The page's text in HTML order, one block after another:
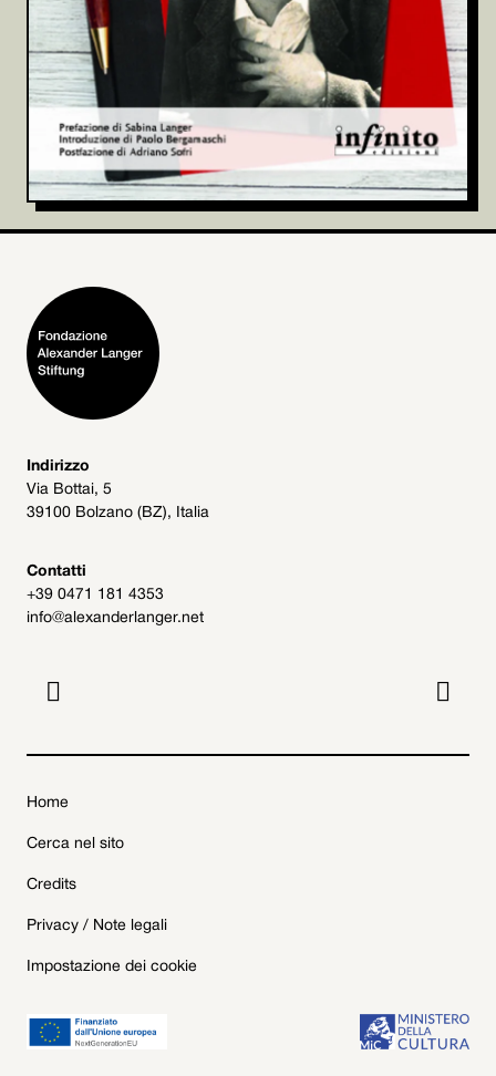
Indirizzo
Via Bottai, 5
39100 Bolzano (BZ), Italia
Contatti
+39 0471 181 4353
info@alexanderlanger.net
 
Home
Cerca nel sito
Credits
Privacy / Note legali
Impostazione dei cookie